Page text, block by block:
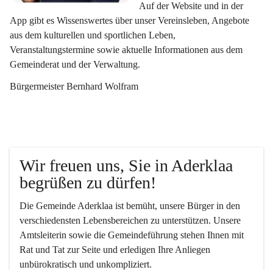
Auf der Website und in der
App gibt es Wissenswertes über unser Vereinsleben, Angebote
aus dem kulturellen und sportlichen Leben,
Veranstaltungstermine sowie aktuelle Informationen aus dem
Gemeinderat und der Verwaltung.
Bürgermeister Bernhard Wolfram
Wir freuen uns, Sie in Aderklaa
begrüßen zu dürfen!
Die Gemeinde Aderklaa ist bemüht, unsere Bürger in den
verschiedensten Lebensbereichen zu unterstützen. Unsere
Amtsleiterin sowie die Gemeindeführung stehen Ihnen mit
Rat und Tat zur Seite und erledigen Ihre Anliegen
unbürokratisch und unkompliziert.